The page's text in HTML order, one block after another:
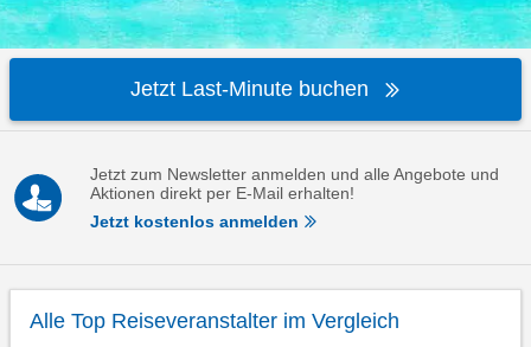
Jetzt Last-Minute buchen
Jetzt zum Newsletter anmelden und alle Angebote und
Aktionen direkt per E-Mail erhalten!
Jetzt kostenlos anmelden
Alle Top Reiseveranstalter im Vergleich